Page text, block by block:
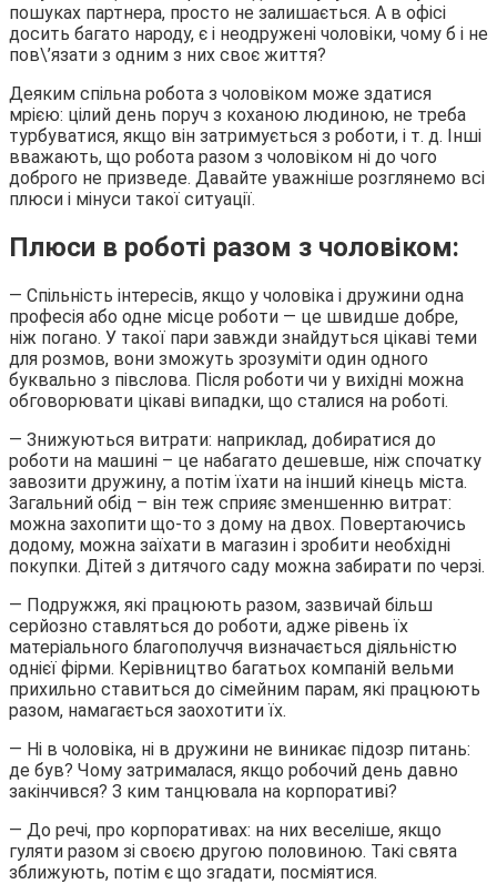
пошуках партнера, просто не залишається. А в офісі
досить багато народу, є і неодружені чоловіки, чому б і не
пов\’язати з одним з них своє життя?
Деяким спільна робота з чоловіком може здатися
мрією: цілий день поруч з коханою людиною, не треба
турбуватися, якщо він затримується з роботи, і т. д. Інші
вважають, що робота разом з чоловіком ні до чого
доброго не призведе. Давайте уважніше розглянемо всі
плюси і мінуси такої ситуації.
Плюси в роботі разом з чоловіком:
— Спільність інтересів, якщо у чоловіка і дружини одна
професія або одне місце роботи — це швидше добре,
ніж погано. У такої пари завжди знайдуться цікаві теми
для розмов, вони зможуть зрозуміти один одного
буквально з півслова. Після роботи чи у вихідні можна
обговорювати цікаві випадки, що сталися на роботі.
— Знижуються витрати: наприклад, добиратися до
роботи на машині – це набагато дешевше, ніж спочатку
завозити дружину, а потім їхати на інший кінець міста.
Загальний обід – він теж сприяє зменшенню витрат:
можна захопити що-то з дому на двох. Повертаючись
додому, можна заїхати в магазин і зробити необхідні
покупки. Дітей з дитячого саду можна забирати по черзі.
— Подружжя, які працюють разом, зазвичай більш
серйозно ставляться до роботи, адже рівень їх
матеріального благополуччя визначається діяльністю
однієї фірми. Керівництво багатьох компаній вельми
прихильно ставиться до сімейним парам, які працюють
разом, намагається заохотити їх.
— Ні в чоловіка, ні в дружини не виникає підозр питань:
де був? Чому затрималася, якщо робочий день давно
закінчився? З ким танцювала на корпоративі?
— До речі, про корпоративах: на них веселіше, якщо
гуляти разом зі своєю другою половиною. Такі свята
зближують, потім є що згадати, посміятися.